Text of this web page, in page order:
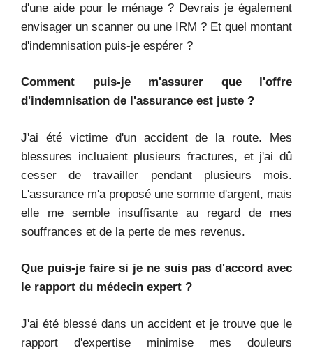
d'une aide pour le ménage ? Devrais je également
envisager un scanner ou une IRM ? Et quel montant
d'indemnisation puis-je espérer ?
Comment puis-je m'assurer que l'offre
d'indemnisation de l'assurance est juste ?
J'ai été victime d'un accident de la route. Mes
blessures incluaient plusieurs fractures, et j'ai dû
cesser de travailler pendant plusieurs mois.
L'assurance m'a proposé une somme d'argent, mais
elle me semble insuffisante au regard de mes
souffrances et de la perte de mes revenus.
Que puis-je faire si je ne suis pas d'accord avec
le rapport du médecin expert ?
J'ai été blessé dans un accident et je trouve que le
rapport d'expertise minimise mes douleurs